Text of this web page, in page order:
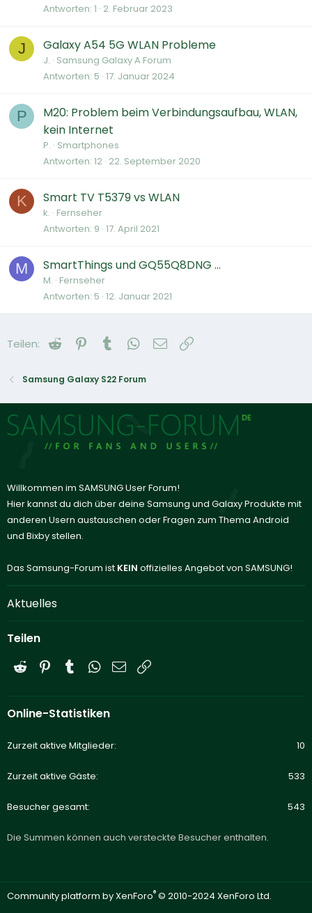
Antworten 1 2. Februar 2023
J Galaxy A54 5G WLAN Probleme
J. Samsung Galaxy A Forum
Antworten 5 17. Januar 2024
P
M20: Problem beim Verbindungsaufbau, WLAN,
kein Internet
P. Smartphones
Antworten 12 22. September 2020
K Smart TV T5379 vs WLAN
k. Fernseher
Antworten 9 17. April 2021
M SmartThings und GQ55Q8DNG ...
M. Fernseher
Antworten 5 12. Januar 2021
Teilen: Reddit Pinterest
Tumblr WhatsApp
E-Mail
Samsung Galaxy S22 Forum
Willkommen im SAMSUNG User Forum!
Hier kannst du dich über deine Samsung und Galaxy Produkte mit
anderen Usern austauschen oder Fragen zum Thema Android
und Bixby stellen.
Das Samsung-Forum ist KEIN offizielles Angebot von SAMSUNG!
Aktuelles
Teilen
Reddit PinterestTumblrWhatsApp
E-Mail
Online-Statistiken
Zurzeit aktive Mitglieder 10
Zurzeit aktive Gäste 533
Besucher gesamt 543
Die Summen können auch versteckte Besucher enthalten.
Community platform by XenForo® © 2010-2024 XenForo Ltd.